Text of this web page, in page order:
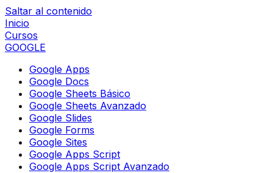
Saltar al contenido
Inicio
Cursos
GOOGLE
Google Apps
Google Docs
Google Sheets Básico
Google Sheets Avanzado
Google Slides
Google Forms
Google Sites
Google Apps Script
Google Apps Script Avanzado